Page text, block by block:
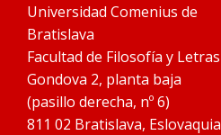
Universidad Comenius de
Bratislava
Facultad de Filosofía y Letras
Gondova 2, planta baja
(pasillo derecha, nº 6)
811 02 Bratislava, Eslovaquia